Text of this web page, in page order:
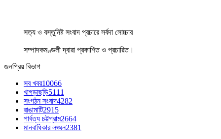
সত্য ও বস্তুনিষ্ট সংবাদ প্রচারে সর্বদা সোচ্চার
সম্পাদকমণ্ডলী দ্বারা প্রকাশিত ও প্রচারিত।
জনপ্রিয় বিভাগ
সব খবর10066
খাগড়াছড়ি5111
সংগঠন সংবাদ4282
রাঙামাটি2915
পার্বত্য চট্টগ্রাম2664
মানবাধিকার লঙ্ঘন2381